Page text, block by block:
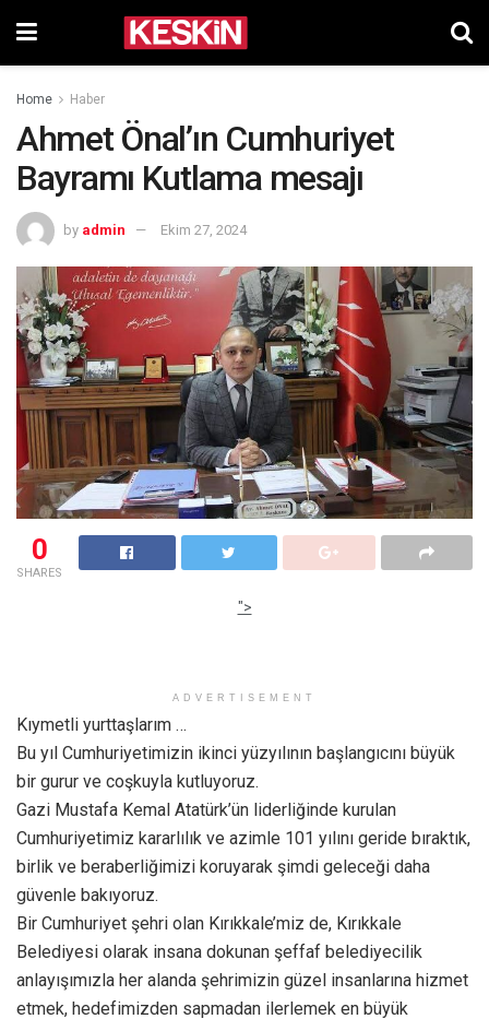
Home Haber
Ahmet Önal’ın Cumhuriyet
Bayramı Kutlama mesajı
by admin Ekim 27, 2024
0
SHARES
">
ADVERTISEMENT
Kıymetli yurttaşlarım …
Bu yıl Cumhuriyetimizin ikinci yüzyılının başlangıcını büyük
bir gurur ve coşkuyla kutluyoruz.
Gazi Mustafa Kemal Atatürk’ün liderliğinde kurulan
Cumhuriyetimiz kararlılık ve azimle 101 yılını geride bıraktık,
birlik ve beraberliğimizi koruyarak şimdi geleceği daha
güvenle bakıyoruz.
Bir Cumhuriyet şehri olan Kırıkkale’miz de, Kırıkkale
Belediyesi olarak insana dokunan şeffaf belediyecilik
anlayışımızla her alanda şehrimizin güzel insanlarına hizmet
etmek, hedefimizden sapmadan ilerlemek en büyük